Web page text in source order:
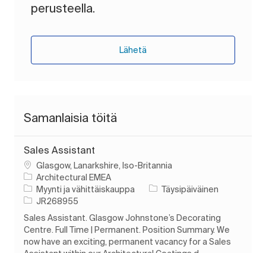
perusteella.
Lähetä
Samanlaisia töitä
Sales Assistant
PaikkaGlasgow, Lanarkshire, Iso-Britannia
Architectural EMEA
Luokka
Myynti ja vähittäiskauppa Työn tyyppi
Täysipäiväinen
Työn tunnus
JR268955
Sales Assistant. Glasgow Johnstone’s Decorating
Centre. Full Time | Permanent. Position Summary. We
now have an exciting, permanent vacancy for a Sales